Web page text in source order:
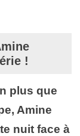
!
plus que
Amine
nuit face à